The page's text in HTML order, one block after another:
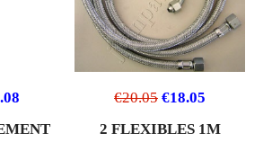
€20.05 €18.05
2 FLEXIBLES 1M